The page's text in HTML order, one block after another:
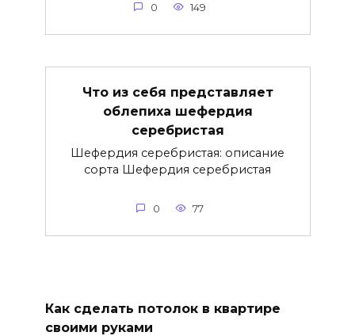
0 149
Что из себя представляет
облепиха шефердия
серебристая
Шефердия серебристая: описание
сорта Шефердия серебристая
0 77
Как сделать потолок в квартире
своими руками